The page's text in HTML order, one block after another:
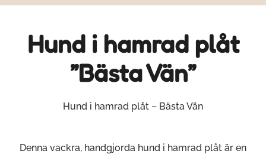
Hund i hamrad plåt
”Bästa Vän”
Hund i hamrad plåt – Bästa Vän
Denna vackra, handgjorda hund i hamrad plåt är en